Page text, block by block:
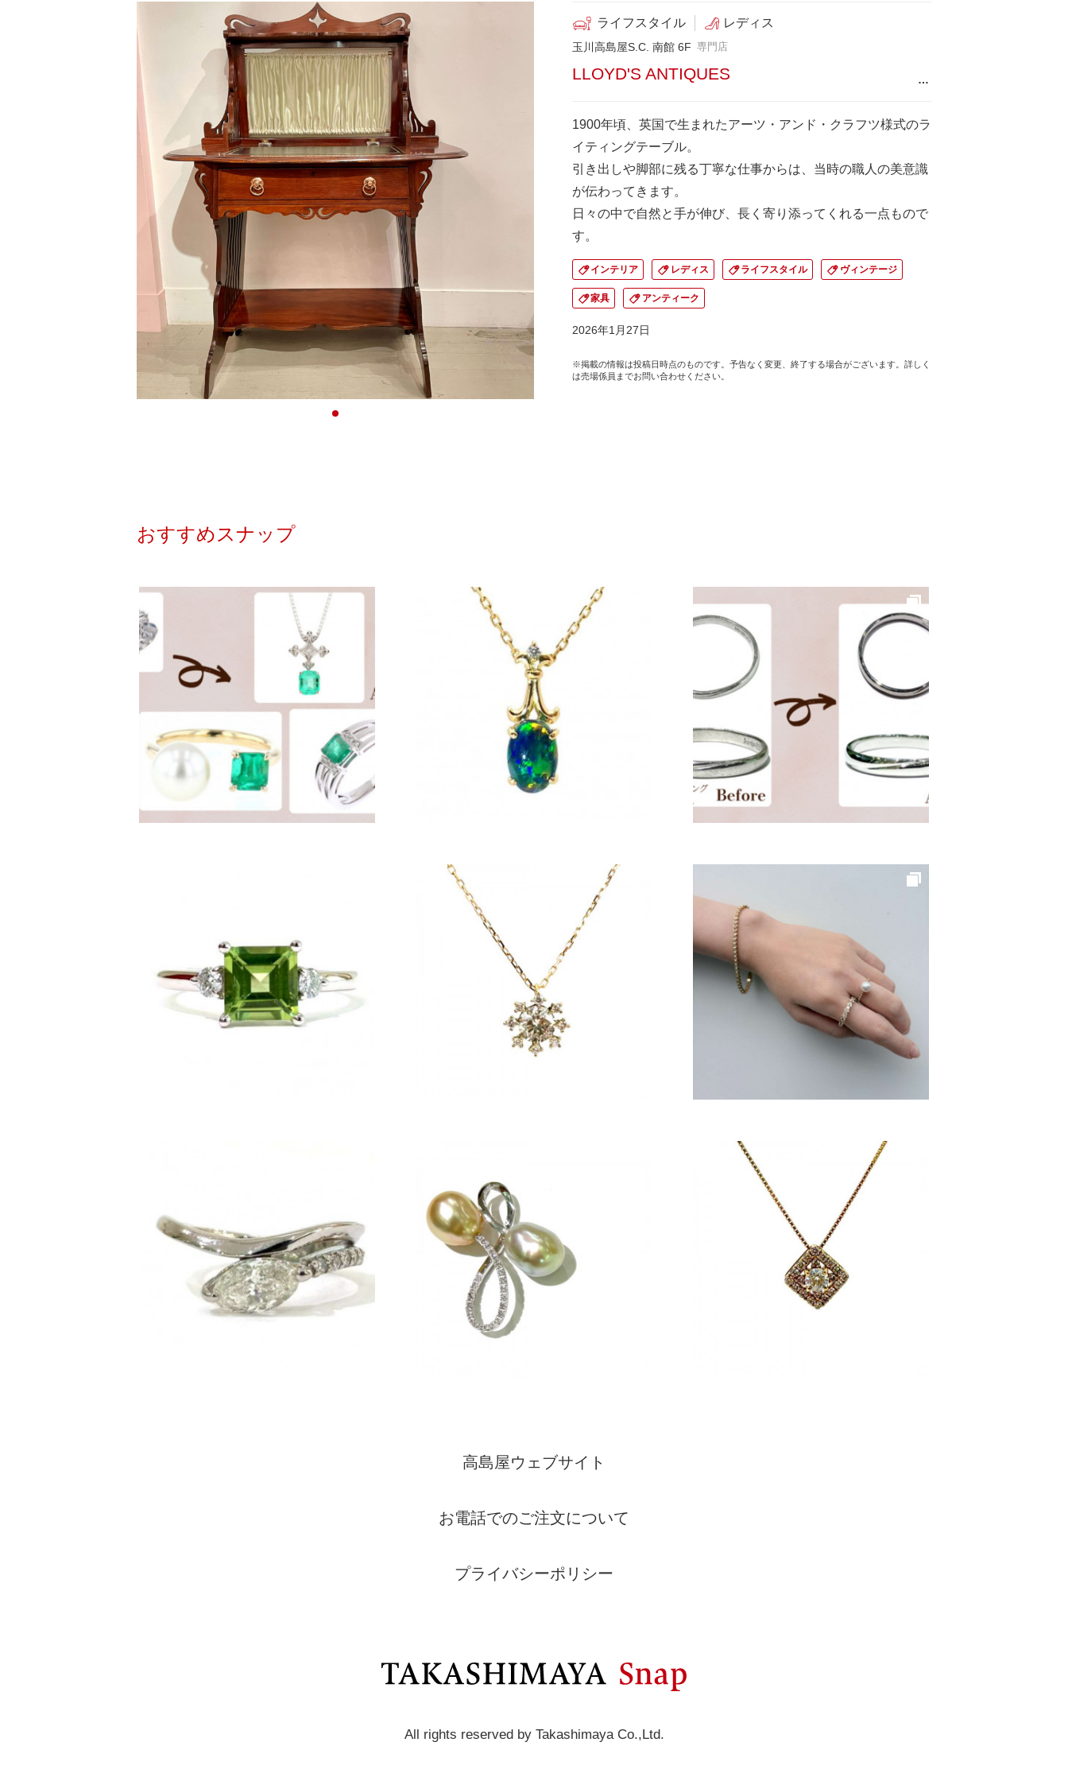
ライフスタイル レディス
玉川高島屋S.C. 南館 6F 専門店
LLOYD'S ANTIQUES …
1900年頃、英国で生まれたアーツ・アンド・クラフツ様式のラ
イティングテーブル。
引き出しや脚部に残る丁寧な仕事からは、当時の職人の美意識
が伝わってきます。
日々の中で自然と手が伸び、長く寄り添ってくれる一点もので
す。
インテリア レディス ライフスタイル ヴィンテージ
家具 アンティーク
2026年1月27日
※掲載の情報は投稿日時点のものです。予告なく変更、終了する場合がございます。詳しく
は売場係員までお問い合わせください。
おすすめスナップ
高島屋ウェブサイト
お電話でのご注文について
プライバシーポリシー
All rights reserved by Takashimaya Co.,Ltd.